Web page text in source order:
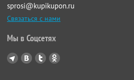
sprosi@kupikupon.ru
Связаться с нами
Мы в Соцсетях